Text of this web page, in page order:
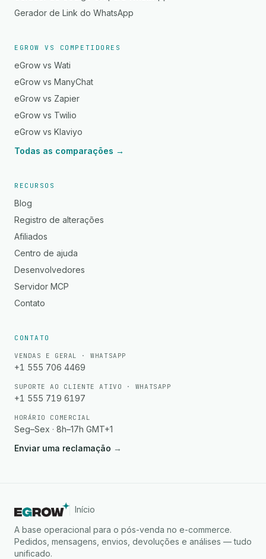
Gerador de Link do WhatsApp
EGROW VS COMPETIDORES
eGrow vs Wati
eGrow vs ManyChat
eGrow vs Zapier
eGrow vs Twilio
eGrow vs Klaviyo
Todas as comparações →
RECURSOS
Blog
Registro de alterações
Afiliados
Centro de ajuda
Desenvolvedores
Servidor MCP
Contato
CONTATO
VENDAS E GERAL · WHATSAPP
+1 555 706 4469
SUPORTE AO CLIENTE ATIVO · WHATSAPP
+1 555 719 6197
HORÁRIO COMERCIAL
Seg–Sex · 8h–17h GMT+1
Enviar uma reclamação →
Início
A base operacional para o pós-venda no e-commerce.
Pedidos, mensagens, envios, devoluções e análises — tudo
unificado.